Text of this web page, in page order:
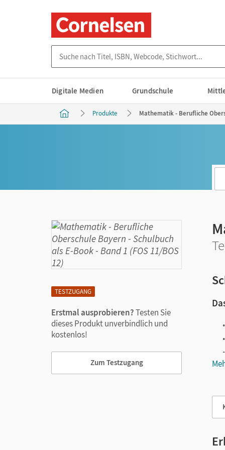
Digitale Medien Grundschule
Produkte Mathematik - Berufliche
TESTZUGANG
Erstmal ausprobieren?Testen Sie
dieses Produkt unverbindlich und
kostenlos!
Zum Testzugang